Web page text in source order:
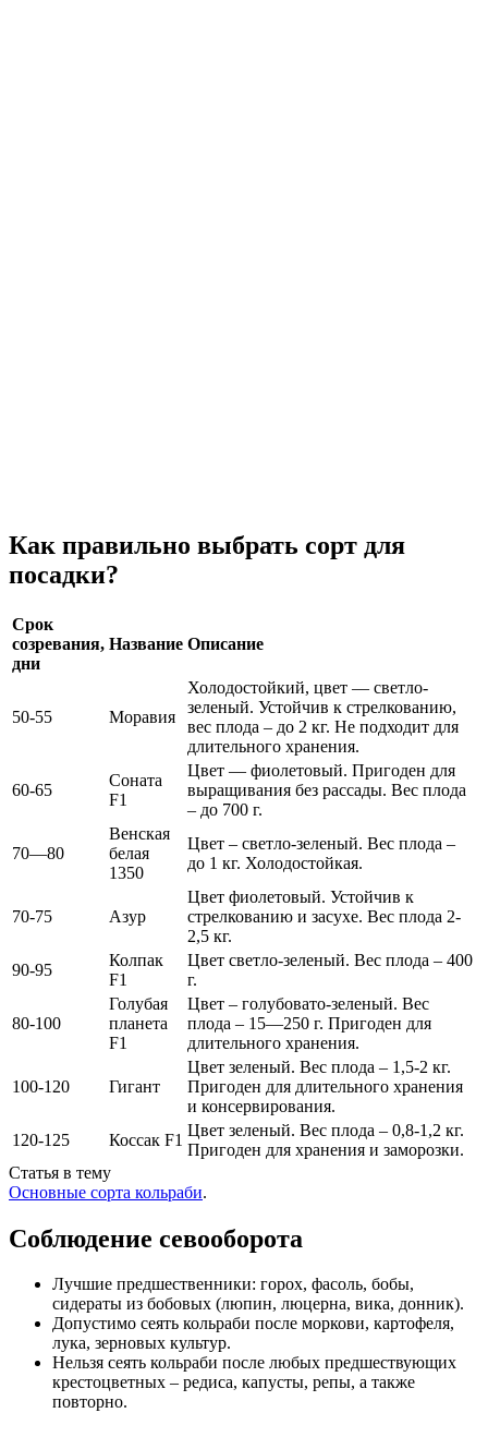
Как правильно выбрать сорт для
посадки?
Срок
созревания,
дни
Название Описание
50-55 Моравия
Холодостойкий, цвет — светло-
зеленый. Устойчив к стрелкованию,
вес плода – до 2 кг. Не подходит для
длительного хранения.
60-65
Соната
F1
Цвет — фиолетовый. Пригоден для
выращивания без рассады. Вес плода
– до 700 г.
70—80
Венская
белая
1350
Цвет – светло-зеленый. Вес плода –
до 1 кг. Холодостойкая.
70-75 Азур
Цвет фиолетовый. Устойчив к
стрелкованию и засухе. Вес плода 2-
2,5 кг.
90-95
Колпак
F1
Цвет светло-зеленый. Вес плода – 400
г.
80-100
Голубая
планета
F1
Цвет – голубовато-зеленый. Вес
плода – 15—250 г. Пригоден для
длительного хранения.
100-120 Гигант
Цвет зеленый. Вес плода – 1,5-2 кг.
Пригоден для длительного хранения
и консервирования.
120-125
Коссак F1
Цвет зеленый. Вес плода – 0,8-1,2 кг.
Пригоден для хранения и заморозки.
Статья в тему
Основные сорта кольраби.
Соблюдение севооборота
Лучшие предшественники: горох, фасоль, бобы,
сидераты из бобовых (люпин, люцерна, вика, донник).
Допустимо сеять кольраби после моркови, картофеля,
лука, зерновых культур.
Нельзя сеять кольраби после любых предшествующих
крестоцветных – редиса, капусты, репы, а также
повторно.